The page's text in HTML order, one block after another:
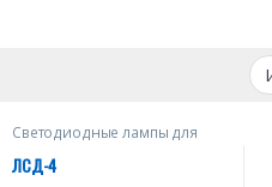
Светодиодные лампы для
заградительных огней
ЛСД-4